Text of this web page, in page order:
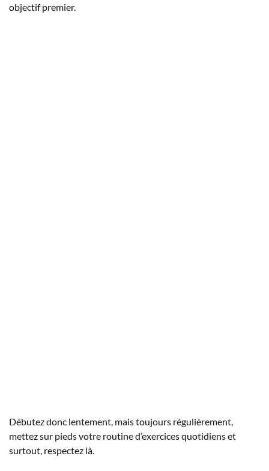
objectif premier.
Débutez donc lentement, mais toujours régulièrement,
mettez sur pieds votre routine d’exercices quotidiens et
surtout, respectez là.